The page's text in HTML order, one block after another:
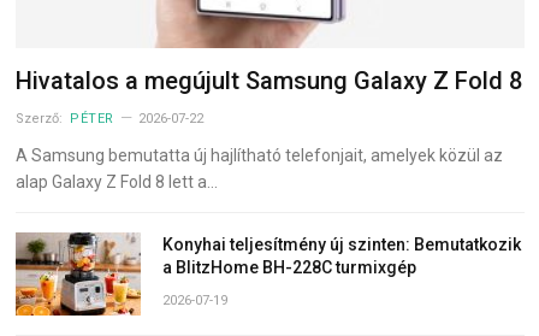
Hivatalos a megújult Samsung Galaxy Z Fold 8
Szerző: PÉTER 2026-07-22
A Samsung bemutatta új hajlítható telefonjait, amelyek közül az
alap Galaxy Z Fold 8 lett a…
Konyhai teljesítmény új szinten: Bemutatkozik
a BlitzHome BH-228C turmixgép
2026-07-19